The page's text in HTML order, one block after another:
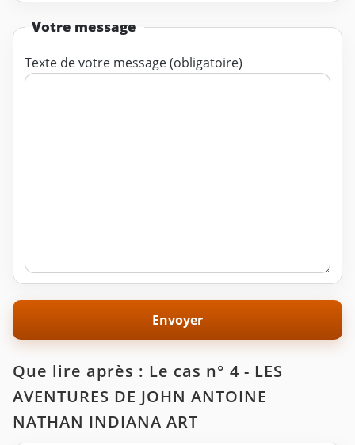
Votre message
Texte de votre message (obligatoire)
Que lire après : Le cas n° 4 - LES
AVENTURES DE JOHN ANTOINE
NATHAN INDIANA ART